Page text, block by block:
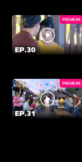
PREMIUM
PREMIUM